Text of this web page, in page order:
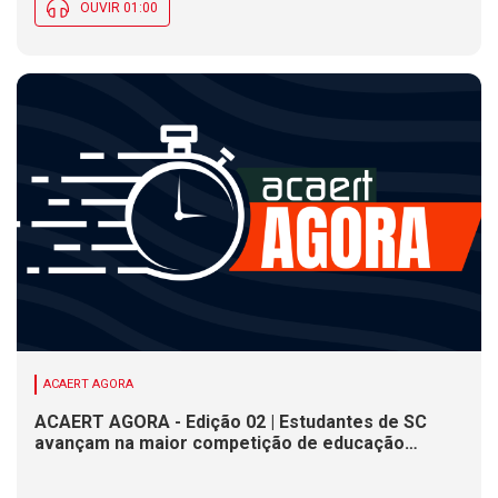
OUVIR 01:00
ACAERT AGORA
ACAERT AGORA - Edição 02 | Estudantes de SC
avançam na maior competição de educação